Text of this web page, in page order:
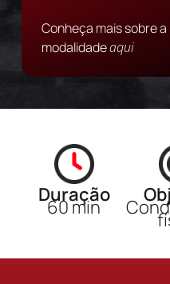
Conheça mais sobre a
modalidadeaqui
Duração
60 min